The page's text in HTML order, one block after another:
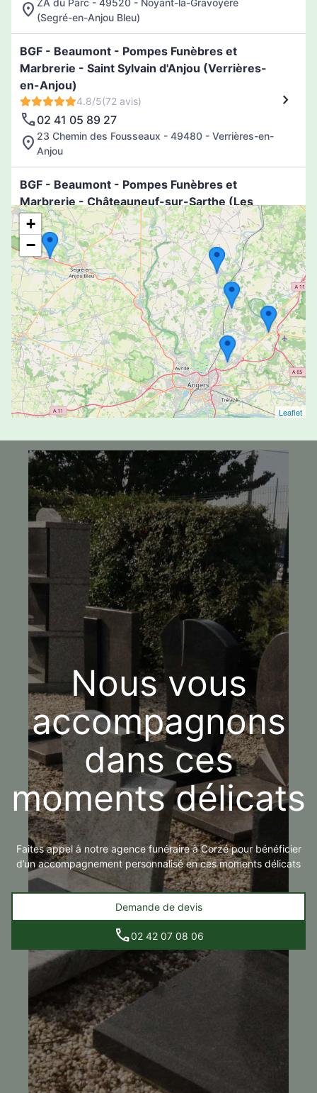
(Segré-en-Anjou Bleu)
BGF - Beaumont - Pompes Funèbres et
Marbrerie - Saint Sylvain d'Anjou (Verrières-
en-Anjou)
4.8/5(72 avis)
02 41 05 89 27
23 Chemin des Fousseaux - 49480 - Verrières-en-
Anjou
BGF - Beaumont - Pompes Funèbres et
Marbrerie - Châteauneuf-sur-Sarthe (Les
Hauts-d'Anjou)
4.7/5(49 avis)
02 41 33 90 90
Le Pressoir Blanvillain - 49330 - Châteauneuf-sur-
Sarthe (Les Hauts-d'Anjou)
BGF - Beaumont - Pompes Funèbres et
Marbrerie - Tiercé
4.9/5(30 avis)
02 41 34 70 72
1A Avenue des Bertins - 49125 - Tiercé
+
−
Leaflet
Nous vous
accompagnons
dans ces
moments délicats
Faites appel à notre agence funéraire à Corzé pour bénéficier
d’un accompagnement personnalisé en ces moments délicats
Demande de devis
02 42 07 08 06